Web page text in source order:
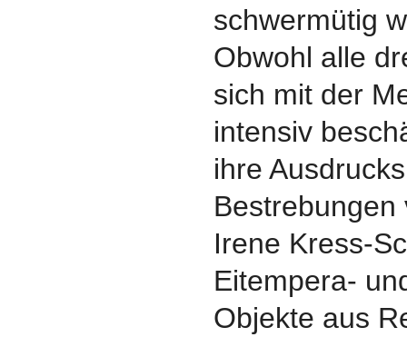
schwermütig
Obwohl alle
sich mit der
intensiv
ihre
Irene Kress-
Eitempera-
Objekte aus